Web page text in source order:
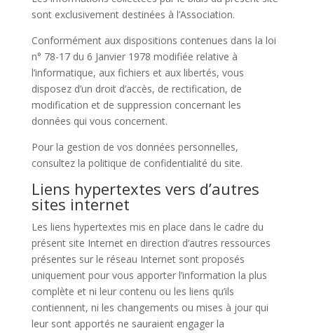
sont exclusivement destinées à l’Association.
Conformément aux dispositions contenues dans la loi
n° 78-17 du 6 Janvier 1978 modifiée relative à
l’informatique, aux fichiers et aux libertés, vous
disposez d’un droit d’accès, de rectification, de
modification et de suppression concernant les
données qui vous concernent.
Pour la gestion de vos données personnelles,
consultez la politique de confidentialité du site.
Liens hypertextes vers d’autres
sites internet
Les liens hypertextes mis en place dans le cadre du
présent site Internet en direction d’autres ressources
présentes sur le réseau Internet sont proposés
uniquement pour vous apporter l’information la plus
complète et ni leur contenu ou les liens qu’ils
contiennent, ni les changements ou mises à jour qui
leur sont apportés ne sauraient engager la